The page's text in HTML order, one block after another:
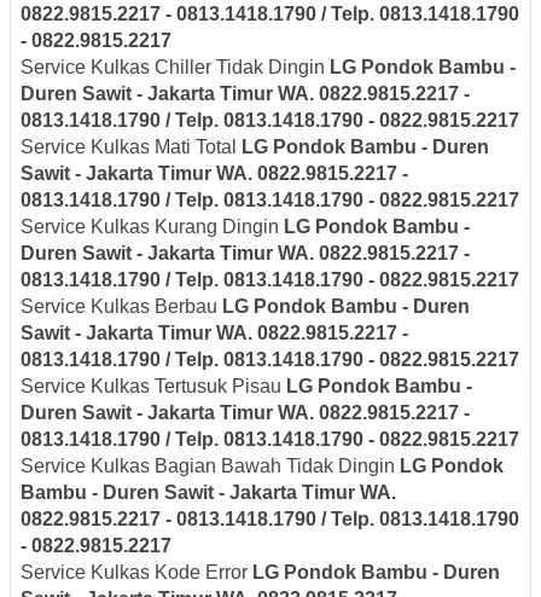
0822.9815.2217 - 0813.1418.1790 / Telp. 0813.1418.1790
- 0822.9815.2217
Service Kulkas Chiller Tidak Dingin LG Pondok Bambu -
Duren Sawit - Jakarta Timur WA. 0822.9815.2217 -
0813.1418.1790 / Telp. 0813.1418.1790 - 0822.9815.2217
Service Kulkas Mati Total
LG Pondok Bambu - Duren
Sawit - Jakarta Timur WA. 0822.9815.2217 -
0813.1418.1790 / Telp. 0813.1418.1790 - 0822.9815.2217
Service Kulkas Kurang Dingin LG Pondok Bambu -
Duren Sawit - Jakarta Timur WA. 0822.9815.2217 -
0813.1418.1790 / Telp. 0813.1418.1790 - 0822.9815.2217
Service Kulkas Berbau LG Pondok Bambu - Duren
Sawit - Jakarta Timur WA. 0822.9815.2217 -
0813.1418.1790 / Telp. 0813.1418.1790 - 0822.9815.2217
Service Kulkas Tertusuk Pisau LG Pondok Bambu -
Duren Sawit - Jakarta Timur WA. 0822.9815.2217 -
0813.1418.1790 / Telp. 0813.1418.1790 - 0822.9815.2217
Service Kulkas Bagian Bawah Tidak Dingin LG Pondok
Bambu - Duren Sawit - Jakarta Timur WA.
0822.9815.2217 - 0813.1418.1790 / Telp. 0813.1418.1790
- 0822.9815.2217
Service Kulkas Kode Error LG Pondok Bambu - Duren